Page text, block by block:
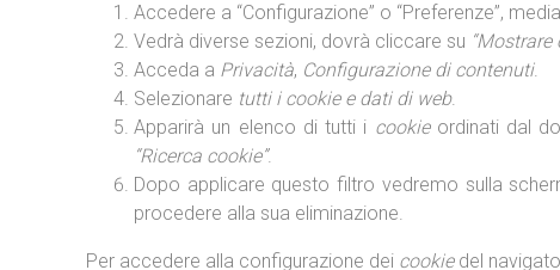
Accedere a “Configurazione” o “Preferenze”,
Vedrà diverse sezioni, dovrà cliccare su
Acceda a Privacità, Configurazione di contenuti.
Selezionare tutti i cookie e dati di web.
Apparirà un elenco di tutti i cookieordinati dal
“Ricerca cookie”.
Dopo applicare questo filtro vedremo sulla
procedere alla sua eliminazione.
Per accedere alla configurazione dei cookiedel